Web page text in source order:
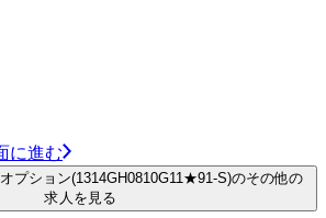
に進む
プション(1314GH0810G11★91-S)のその他の
求人を見る